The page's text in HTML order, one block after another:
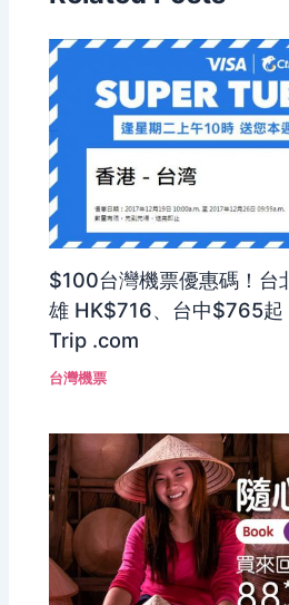
$100台灣機票優惠碼！
雄 HK$716、台中$765起
Trip .com
台灣機票